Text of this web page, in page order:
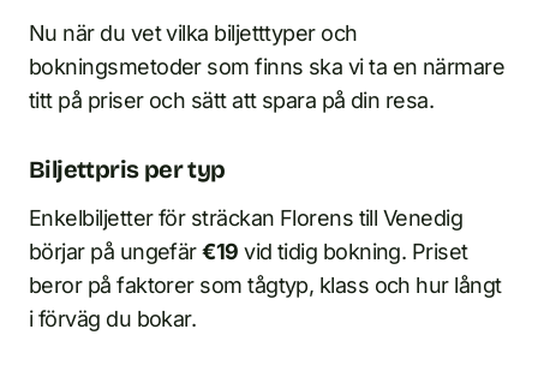
Nu när du vet vilka biljetttyper och
bokningsmetoder som finns ska vi ta en närmare
titt på priser och sätt att spara på din resa.
Biljettpris per typ
Enkelbiljetter för sträckan Florens till Venedig
börjar på ungefär€19 vid tidig bokning. Priset
beror på faktorer som tågtyp, klass och hur långt
i förväg du bokar.